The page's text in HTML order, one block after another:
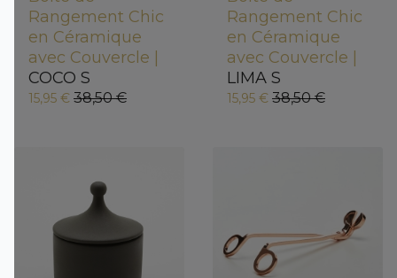
Rangement Chic
en Céramique
avec Couvercle |
COCO S
15,95 € 38,50 €
Rangement Chic
en Céramique
avec Couvercle |
LIMA S
15,95 € 38,50 €